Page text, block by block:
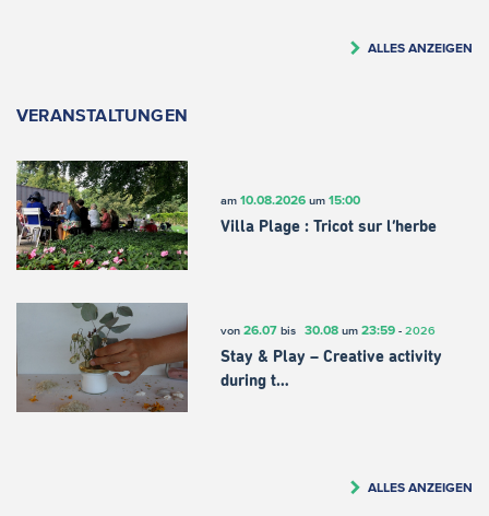
ALLES ANZEIGEN
VERANSTALTUNGEN
am 10.08.2026um 15:00
Villa Plage : Tricot sur l’herbe
von 26.07bis 30.08um 23:59- 2026
Stay & Play – Creative activity
during t…
ALLES ANZEIGEN